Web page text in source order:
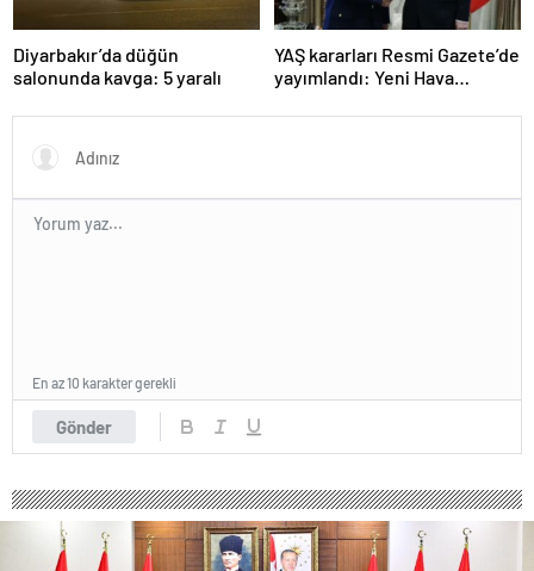
Diyarbakır’da düğün
salonunda kavga: 5 yaralı
YAŞ kararları Resmi Gazete’de
yayımlandı: Yeni Hava
Orgeneral Rafet Dalkıran
Gönder
En az 10 karakter gerekli